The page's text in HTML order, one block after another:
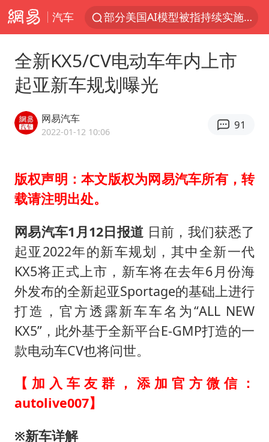
汽车
部分美国AI模型被指持续实施有害行为
杭州一小区17楼玻璃幕墙爆裂
“梅姨”准确年龄仍未知
“事业单位招聘不是人情买卖”
顾客称吃炭火烤肉商家收10元炭火费
网红全程直播“荒岛改造”被查处
南大数院院长疑辞职信里写不想干了
美国退回1000亿美元关税
中国经济展现强大韧性和活力
全新KX5/CV电动车年内上市
起亚新车规划曝光
网易汽车
2022-01-12 10:06
91
版权声明：本文版权为网易汽车所有，转
载请注明出处。
网易汽车1月12日报道 日前，我们获悉了
起亚2022年的新车规划，其中全新一代
KX5将正式上市，新车将在去年6月份海
外发布的全新起亚Sportage的基础上进行
打造，官方透露新车车名为“ALL NEW
KX5”，此外基于全新平台E-GMP打造的一
款电动车CV也将问世。
【加入车友群，添加官方微信：
autolive007】
※新车详解